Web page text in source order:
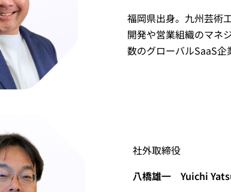
福岡県出身。九州芸術
開発や営業組織のマネ
数のグローバルSaaS企
社外取締役
八橋雄一 Yuichi